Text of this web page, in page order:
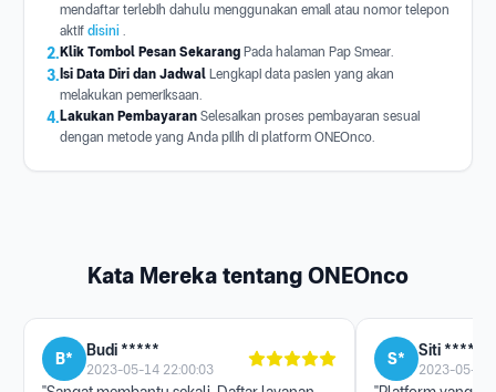
mendaftar terlebih dahulu menggunakan email atau nomor telepon
aktif disini .
2. Klik Tombol Pesan Sekarang Pada halaman Pap Smear.
3. Isi Data Diri dan Jadwal Lengkapi data pasien yang akan
melakukan pemeriksaan.
4. Lakukan Pembayaran Selesaikan proses pembayaran sesuai
dengan metode yang Anda pilih di platform ONEOnco.
Kata Mereka tentang ONEOnco
B* Budi *****
2023-05-14 22:00:03
S* Siti ******
2023-05-17